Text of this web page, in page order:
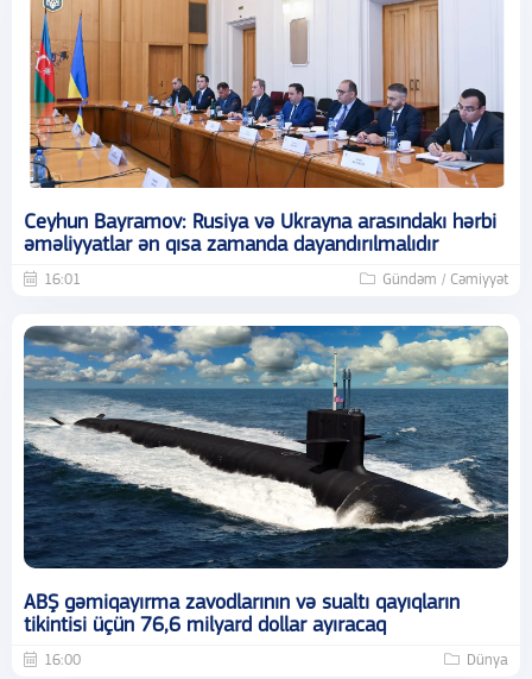
Ceyhun Bayramov: Rusiya və Ukrayna arasındakı hərbi
əməliyyatlar ən qısa zamanda dayandırılmalıdır
16:01 Gündəm / Cəmiyyət
ABŞ gəmiqayırma zavodlarının və sualtı qayıqların
tikintisi üçün 76,6 milyard dollar ayıracaq
16:00 Dünya